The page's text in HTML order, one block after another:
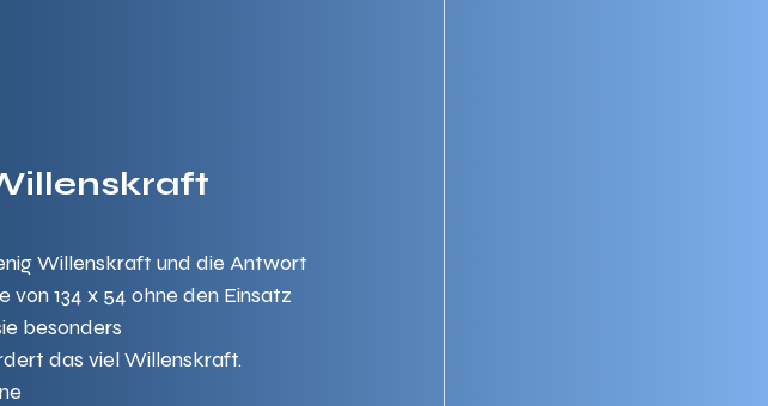
Willenskraft und die Antwort
von 134 x 54 ohne den Einsatz
besonders
das viel Willenskraft.